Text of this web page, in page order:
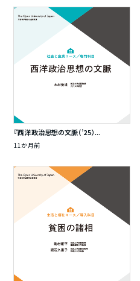
『西洋政治思想の文脈（’25）...
11か月前